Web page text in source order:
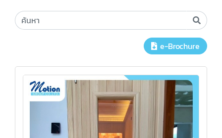
e-Brochure